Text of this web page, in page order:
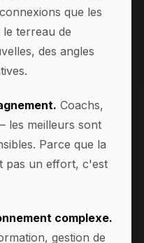
que les
terreau de
des angles
Coachs,
les meilleurs sont
Parce que la
pas un effort, c'est
complexe.
gestion de